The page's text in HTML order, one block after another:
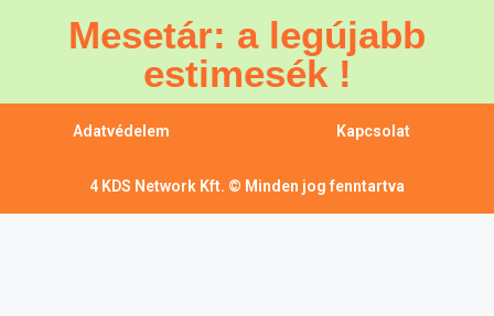
Mesetár: a legújabb
estimesék !
Adatvédelem Kapcsolat
4 KDS Network Kft. © Minden jog fenntartva